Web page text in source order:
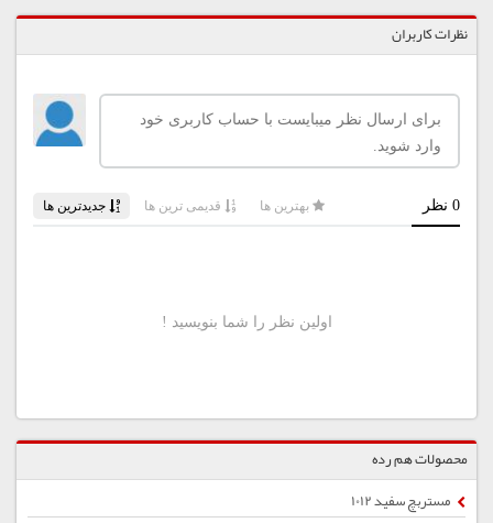
نظرات کاربران
محصولات هم رده
مستربچ سفید 1012